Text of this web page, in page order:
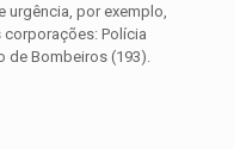
urgência, por exemplo,
corporações: Polícia
de Bombeiros (193).